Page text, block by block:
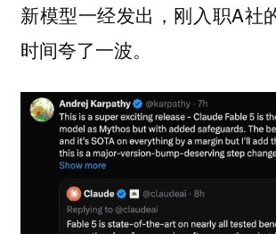
新模型一经发出，刚入职A社
时间夸了一波。